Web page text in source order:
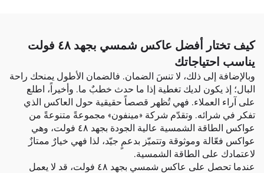
كيف تختار أفضل عاكس شمسي بجهد ٤٨ فولت
يناسب احتياجاتك
وبالإضافة إلى ذلك، لا تنسَ الضمان. فالضمان الأطول يمنحك راحة
البال؛ إذ يكون لديك تغطية إذا ما حدث خطبٌ ما. وأخيراً، اطلع
على آراء العملاء. فهي تُظهر قصصاً حقيقية حول العاكس الذي
تفكر في شرائه. وتقدّم شركة «مينفون» مجموعةً متنوعةً من
عواكس الطاقة الشمسية عالية الجودة بجهد ٤٨ فولت، وهي
عواكس فعّالة وموثوقة وتتميّز بدعمٍ جيّد، لذا فهي خيارٌ ممتازٌ
لاعتمادك على الطاقة الشمسية.
عندما تحصل على عاكس شمسي بجهد ٤٨ فولت، قد لا يعمل